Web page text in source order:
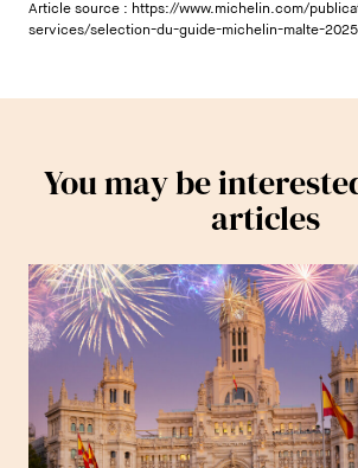
Article source : https://www.michelin.com/
services/selection-du-guide-michelin-malte-2025
You may be
articles